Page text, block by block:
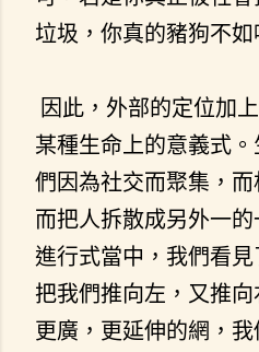
垃圾，你真的豬狗不如
因此，外部的定位加
某種生命上的意義式
們因為社交而聚集，
而把人拆散成另外一
進行式當中，我們看見
把我們推向左，又推
更廣，更延伸的網，